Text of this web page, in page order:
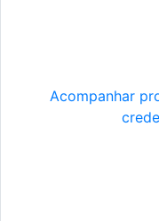
Acompanhar